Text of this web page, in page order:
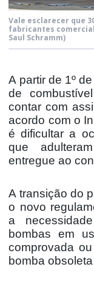
Vale esclarecer que
fabricantes
Saul Schramm)
A partir de 1º
de
contar com
acordo com o
é dificultar a
que
entregue ao
A transição do
o novo
a
bombas em
comprovada
bomba